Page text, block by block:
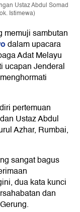
Ustaz Abdul Somad
Istimewa)
memuji sambutan
dalam upacara
Adat Melayu
ucapan Jenderal
pertemuan
Ustaz Abdul
Azhar, Rumbai,
sangat bagus
dua kata kunci
dan